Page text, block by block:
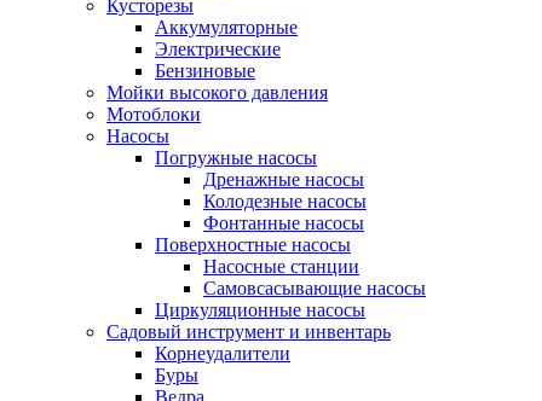
Кусторезы
Аккумуляторные
Электрические
Бензиновые
Мойки высокого давления
Мотоблоки
Насосы
Погружные насосы
Дренажные насосы
Колодезные насосы
Фонтанные насосы
Поверхностные насосы
Насосные станции
Самовсасывающие насосы
Циркуляционные насосы
Садовый инструмент и инвентарь
Корнеудалители
Буры
Ведра